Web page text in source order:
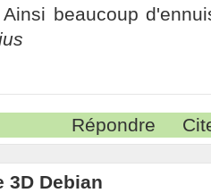
beaucoup
Répondre
3D Debian